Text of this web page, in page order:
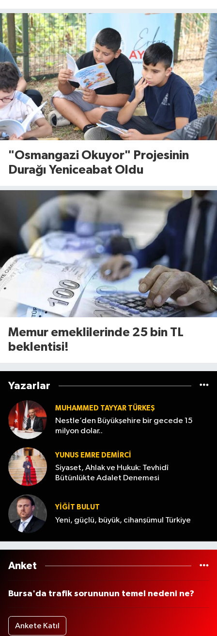
"Osmangazi Okuyor" Projesinin
Durağı Yeniceabat Oldu
Memur emeklilerinde 25 bin TL
beklentisi!
Yazarlar
MUHAMMED TAYYAR TÜRKEŞ
Nestle’den Büyükşehire bir gecede 15
milyon dolar..
YUNUS EMRE DEMIRCI
Siyaset, Ahlak ve Hukuk: Tevhidî
Bütünlükte Adalet Denemesi
YİĞİT BULUT
Yeni, güçlü, büyük, cihanşümul Türkiye
Anket
Bursa'da trafik sorununun temel nedeni ne?
Ankete Katıl